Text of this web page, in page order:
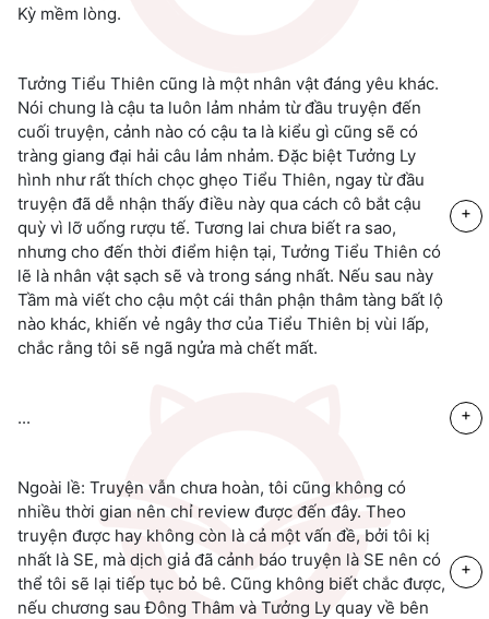
Kỳ mềm lòng.
Tưởng Tiểu Thiên cũng là một nhân vật đáng yêu khác.
Nói chung là cậu ta luôn lảm nhảm từ đầu truyện đến
cuối truyện, cảnh nào có cậu ta là kiểu gì cũng sẽ có
tràng giang đại hải câu lảm nhảm. Đặc biệt Tưởng Ly
hình như rất thích chọc ghẹo Tiểu Thiên, ngay từ đầu
truyện đã dễ nhận thấy điều này qua cách cô bắt cậu
quỳ vì lỡ uống rượu tế. Tương lai chưa biết ra sao,
nhưng cho đến thời điểm hiện tại, Tưởng Tiểu Thiên có
lẽ là nhân vật sạch sẽ và trong sáng nhất. Nếu sau này
Tầm mà viết cho cậu một cái thân phận thâm tàng bất lộ
nào khác, khiến vẻ ngây thơ của Tiểu Thiên bị vùi lấp,
chắc rằng tôi sẽ ngã ngửa mà chết mất.
+
... +
Ngoài lề: Truyện vẫn chưa hoàn, tôi cũng không có
nhiều thời gian nên chỉ review được đến đây. Theo
truyện được hay không còn là cả một vấn đề, bởi tôi kị
nhất là SE, mà dịch giả đã cảnh báo truyện là SE nên có
thể tôi sẽ lại tiếp tục bỏ bê. Cũng không biết chắc được,
nếu chương sau Đông Thâm và Tưởng Ly quay về bên
+